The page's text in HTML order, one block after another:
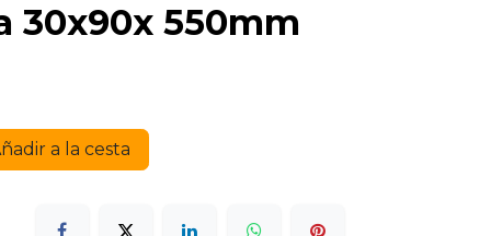
30x90x 550mm
a la cesta